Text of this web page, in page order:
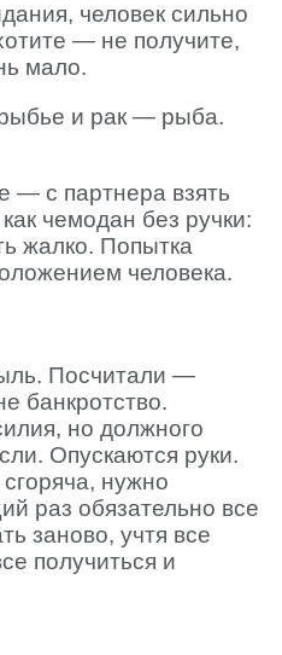
человек сильно
— не получите,
мало.
и рак — рыба.
— с партнера взять
чемодан без ручки:
жалко. Попытка
человека.
Посчитали —
банкротство.
но должного
Опускаются руки.
нужно
раз обязательно все
заново, учтя все
получиться и